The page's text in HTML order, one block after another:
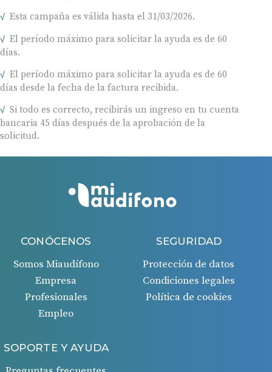
Esta campaña es válida hasta el 31/03/2026.
El período máximo para solicitar la ayuda es de 60
días.
El período máximo para solicitar la ayuda es de 60
días desde la fecha de la factura recibida.
Si todo es correcto, recibirás un ingreso en tu cuenta
bancaria 45 días después de la aprobación de la
solicitud.
CONÓCENOS
Somos Miaudífono
Empresa
Profesionales
Empleo
SEGURIDAD
Protección de datos
Condiciones legales
Política de cookies
SOPORTE Y AYUDA